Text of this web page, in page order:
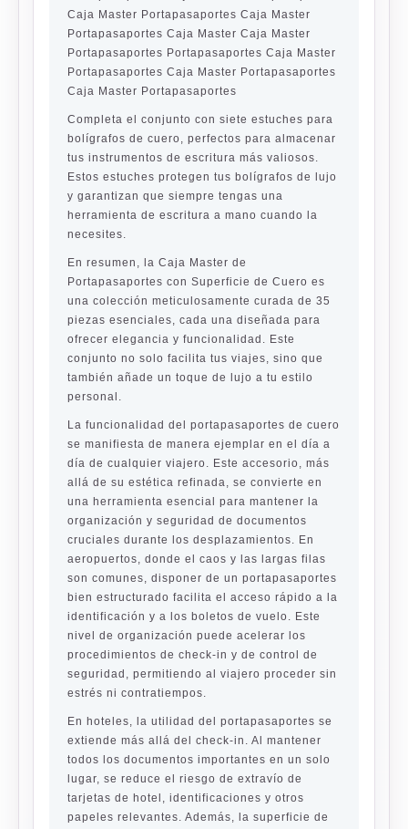
Caja Master Portapasaportes Caja Master
Portapasaportes Caja Master Caja Master
Portapasaportes Portapasaportes Caja Master
Portapasaportes Caja Master Portapasaportes
Caja Master Portapasaportes
Completa el conjunto con siete estuches para
bolígrafos de cuero, perfectos para almacenar
tus instrumentos de escritura más valiosos.
Estos estuches protegen tus bolígrafos de lujo
y garantizan que siempre tengas una
herramienta de escritura a mano cuando la
necesites.
En resumen, la Caja Master de
Portapasaportes con Superficie de Cuero es
una colección meticulosamente curada de 35
piezas esenciales, cada una diseñada para
ofrecer elegancia y funcionalidad. Este
conjunto no solo facilita tus viajes, sino que
también añade un toque de lujo a tu estilo
personal.
La funcionalidad del portapasaportes de cuero
se manifiesta de manera ejemplar en el día a
día de cualquier viajero. Este accesorio, más
allá de su estética refinada, se convierte en
una herramienta esencial para mantener la
organización y seguridad de documentos
cruciales durante los desplazamientos. En
aeropuertos, donde el caos y las largas filas
son comunes, disponer de un portapasaportes
bien estructurado facilita el acceso rápido a la
identificación y a los boletos de vuelo. Este
nivel de organización puede acelerar los
procedimientos de check-in y de control de
seguridad, permitiendo al viajero proceder sin
estrés ni contratiempos.
En hoteles, la utilidad del portapasaportes se
extiende más allá del check-in. Al mantener
todos los documentos importantes en un solo
lugar, se reduce el riesgo de extravío de
tarjetas de hotel, identificaciones y otros
papeles relevantes. Además, la superficie de